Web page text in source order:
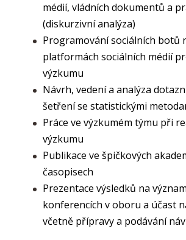
médií, vládních dokumentů a
(diskurzivní analýza)
Programování sociálních botů
platformách sociálních médií
výzkumu
Návrh, vedení a analýza
šetření se statistickými
Práce ve výzkumém týmu při
výzkumu
Publikace ve špičkových
časopisech
Prezentace výsledků na
konferencích v oboru a účast
včetně přípravy a podávání